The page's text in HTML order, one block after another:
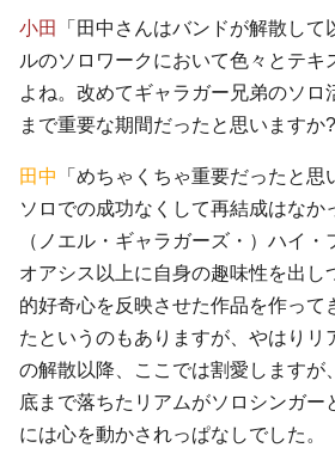
小田
「田中さんはバンドが解散し
ルのソロワークにおいて色々とテキ
よね。改めてギャラガー兄弟のソロ
まで重要な期間だったと思いますか?
田中
「めちゃくちゃ重要だったと
ソロでの成功なくして再結成はなか
（ノエル・ギャラガーズ・）ハイ
オアシス以上に自身の趣味性を出し
的好奇心を反映させた作品を作って
たというのもありますが、やはりリ
の解散以降、ここでは割愛しますが
底まで落ちたリアムがソロシンガー
には心を動かされっぱなしでした。